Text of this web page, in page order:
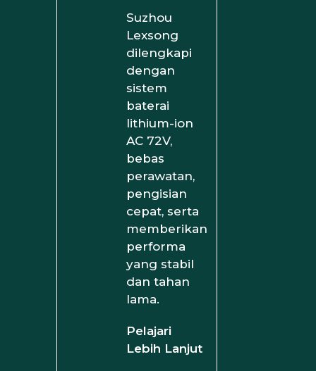
Suzhou
Lexsong
dilengkapi
dengan
sistem
baterai
lithium-ion
AC 72V,
bebas
perawatan,
pengisian
cepat, serta
memberikan
performa
yang stabil
dan tahan
lama.
Pelajari
Lebih Lanjut